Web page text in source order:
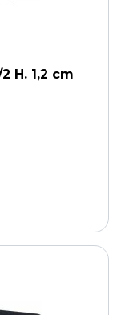
H. 1,2 cm